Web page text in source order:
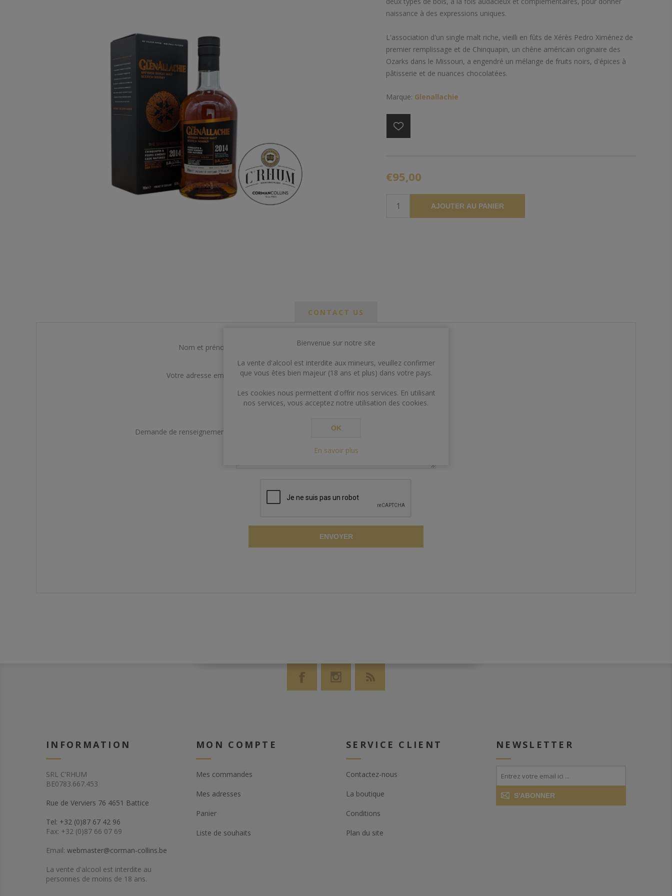
naissance à des expressions uniques.
L'association d'un single malt riche, vieilli en fûts de Xérès Pedro Ximénez de
premier remplissage et de Chinquapin, un chêne américain originaire des
Ozarks dans le Missouri, a engendré un mélange de fruits noirs, d'épices à
pâtisserie et de nuances chocolatées.
Marque: Glenallachie
€95,00
AJOUTER AU PANIER
CONTACT US
Nom et prénom
Votre adresse email
Demande de renseignements
ENVOYER
INFORMATION
SRL C’RHUM
BE0783.667.453
Rue de Verviers 76 4651 Battice
Tel: +32 (0)87 67 42 96
Fax: +32 (0)87 66 07 69
Email: webmaster@corman-collins.be
La vente d'alcool est interdite au
personnes de moins de 18 ans.
MON COMPTE
Mes commandes
Mes adresses
Panier
Liste de souhaits
SERVICE CLIENT
Contactez-nous
La boutique
Conditions
Plan du site
NEWSLETTER
S'ABONNER
Bienvenue sur notre site
La vente d'alcool est interdite aux mineurs, veuillez confirmer
que vous êtes bien majeur (18 ans et plus) dans votre pays.
Les cookies nous permettent d'offrir nos services. En utilisant
nos services, vous acceptez notre utilisation des cookies.
OK
En savoir plus